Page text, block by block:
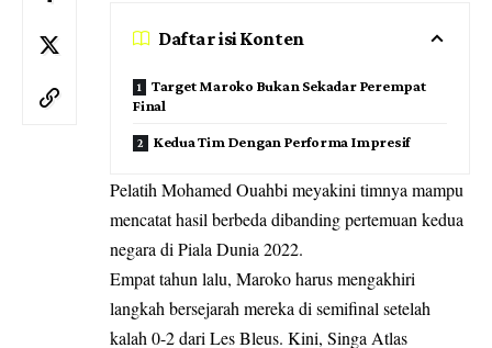
Daftar isi Konten
Target Maroko Bukan Sekadar Perempat
Final
Kedua Tim Dengan Performa Impresif
Pelatih Mohamed Ouahbi meyakini timnya mampu
mencatat hasil berbeda dibanding pertemuan kedua
negara di Piala Dunia 2022.
Empat tahun lalu, Maroko harus mengakhiri
langkah bersejarah mereka di semifinal setelah
kalah 0-2 dari Les Bleus. Kini, Singa Atlas